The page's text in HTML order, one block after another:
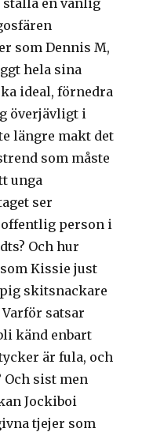
ställa en vanlig
som Dennis M,
hela sina
ideal, förnedra
överjävligt i
längre makt det
som måste
unga
ser
person i
Och hur
Kissie just
skitsnackare
satsar
känd enbart
är fula, och
Och sist men
Jockiboi
tjejer som